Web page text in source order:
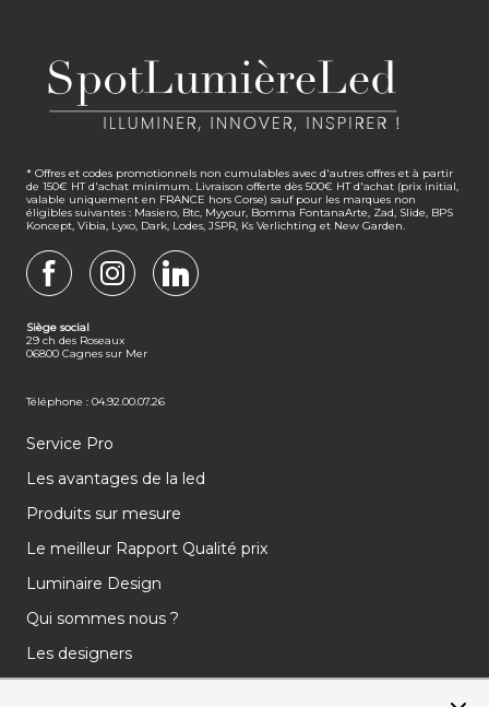
* Offres et codes promotionnels non cumulables avec d'autres offres et à partir
de 150€ HT d'achat minimum. Livraison offerte dès 500€ HT d'achat (prix initial,
valable uniquement en FRANCE hors Corse) sauf pour les marques non
éligibles suivantes : Masiero, Btc, Myyour, Bomma FontanaArte, Zad, Slide, BPS
Koncept, Vibia, Lyxo, Dark, Lodes, JSPR, Ks Verlichting et New Garden.
Siège social
29 ch des Roseaux
06800 Cagnes sur Mer
Téléphone : 04.92.00.07.26
Service Pro
Les avantages de la led
Produits sur mesure
Le meilleur Rapport Qualité prix
Luminaire Design
Qui sommes nous ?
Les designers